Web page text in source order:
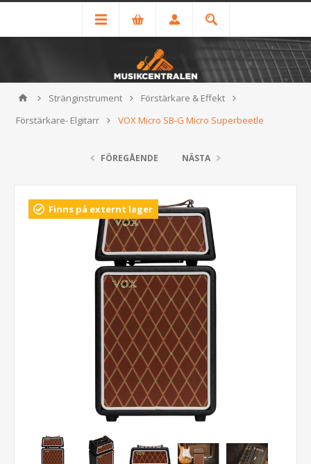
Stränginstrument
Förstärkare & Effekt
Förstärkare- Elgitarr
VOX Micro SB-G Micro Superbeetle
FÖREGÅENDE NÄSTA
Finns på externt lager